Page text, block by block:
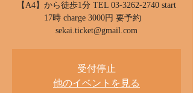
【A4】から徒歩1分 TEL 03-3262-2740 start
17時 charge 3000円 要予約
sekai.ticket@gmail.com
受付停止
他のイベントを見る